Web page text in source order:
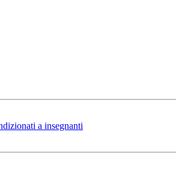
a insegnanti